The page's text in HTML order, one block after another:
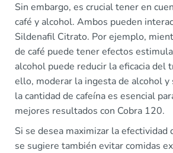
Sin embargo, es crucial tener en
café y alcohol. Ambos pueden
Sildenafil Citrato. Por ejemplo,
de café puede tener efectos
alcohol puede reducir la eficacia del
ello, moderar la ingesta de alcohol y
la cantidad de cafeína es esencial
mejores resultados con Cobra 120.
Si se desea maximizar la efectividad
se sugiere también evitar comidas